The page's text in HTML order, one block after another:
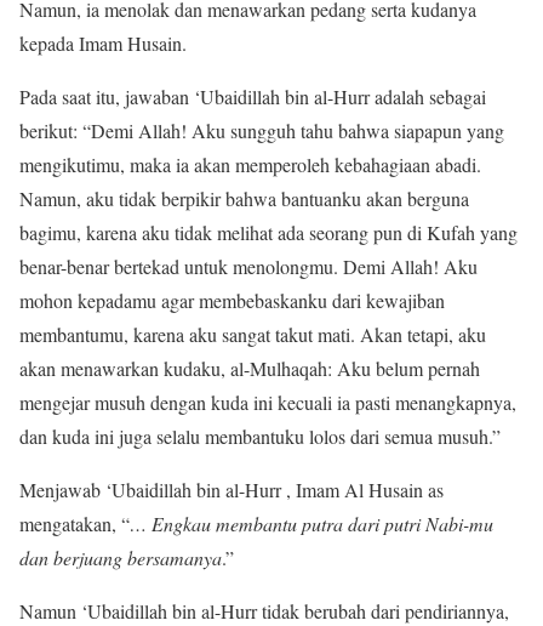
Namun, ia menolak dan menawarkan pedang serta kudanya
kepada Imam Husain.
Pada saat itu, jawaban ‘Ubaidillah bin al-Hurr adalah sebagai
berikut: “Demi Allah! Aku sungguh tahu bahwa siapapun yang
mengikutimu, maka ia akan memperoleh kebahagiaan abadi.
Namun, aku tidak berpikir bahwa bantuanku akan berguna
bagimu, karena aku tidak melihat ada seorang pun di Kufah yang
benar-benar bertekad untuk menolongmu. Demi Allah! Aku
mohon kepadamu agar membebaskanku dari kewajiban
membantumu, karena aku sangat takut mati. Akan tetapi, aku
akan menawarkan kudaku, al-Mulhaqah: Aku belum pernah
mengejar musuh dengan kuda ini kecuali ia pasti menangkapnya,
dan kuda ini juga selalu membantuku lolos dari semua musuh.”
Menjawab ‘Ubaidillah bin al-Hurr , Imam Al Husain as
mengatakan, “… Engkau membantu putra dari putri Nabi-mu
dan berjuang bersamanya.”
Namun ‘Ubaidillah bin al-Hurr tidak berubah dari pendiriannya,